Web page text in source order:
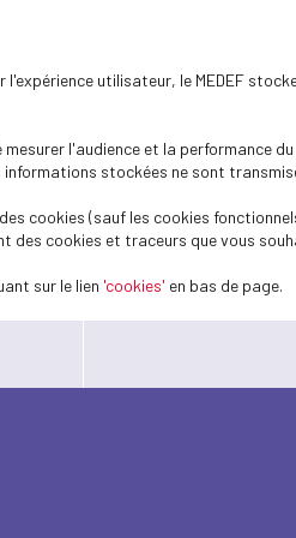
utilisateur, le MEDEF
l'audience et la
stockées ne sont
cookies (sauf les cookies
cookies et traceurs que vous
sur le lien 'cookies' en bas de page.